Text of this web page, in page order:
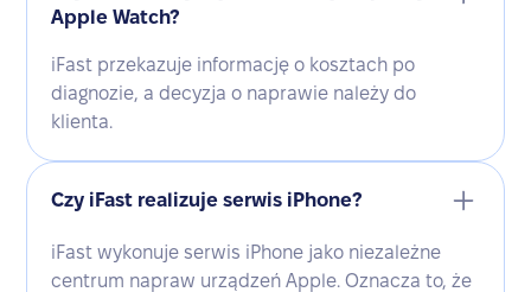
Apple Watch?
iFast przekazuje informację o kosztach po
diagnozie, a decyzja o naprawie należy do
klienta.
Czy iFast realizuje serwis iPhone?
iFast wykonuje serwis iPhone jako niezależne
centrum napraw urządzeń Apple. Oznacza to, że